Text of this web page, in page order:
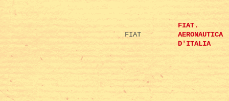
FIAT
FIAT.
AERONAUTICA
D'ITALIA